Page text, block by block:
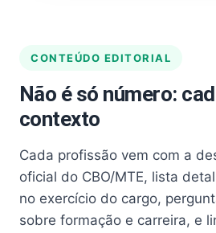
CONTEÚDO EDITORIAL
Não é só número:
contexto
Cada profissão vem com a
oficial do CBO/MTE, lista
no exercício do cargo,
sobre formação e carreira, e